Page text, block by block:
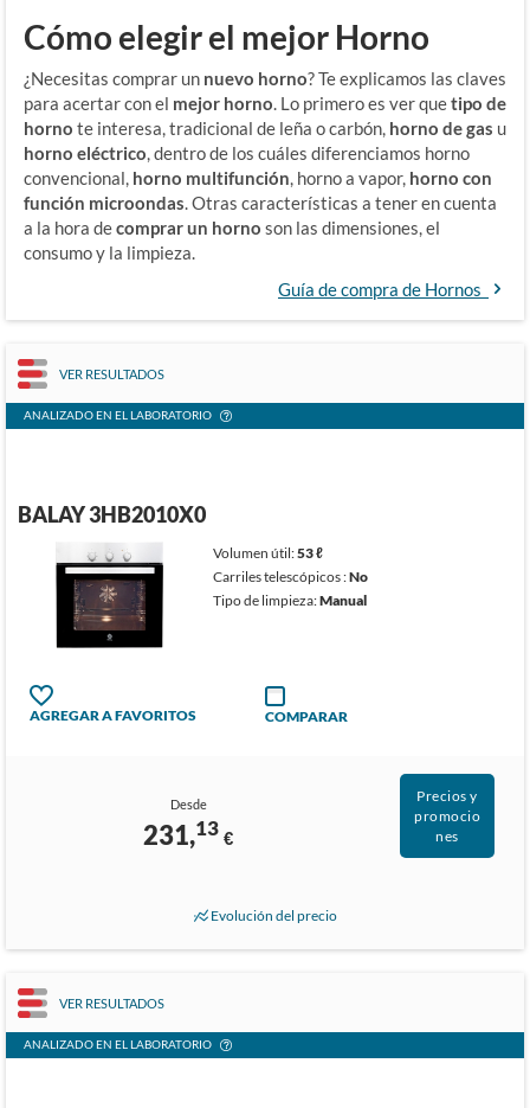
Cómo elegir el mejor Horno
¿Necesitas comprar un nuevo horno? Te explicamos las claves
para acertar con el mejor horno. Lo primero es ver quetipo de
horno te interesa,tradicional de leña o carbón, horno degas u
horno eléctrico, dentro de los cuáles diferenciamos horno
convencional, horno multifunción, horno a vapor, horno con
función microondas. Otras características a tener en cuenta
a la hora decomprar un horno son las dimensiones, el
consumo y la limpieza.
Guía de compra de Hornos
VER RESULTADOS
ANALIZADO EN EL LABORATORIO
BALAY 3HB2010X0
Volumen útil:53 ℓ
Carriles telescópicos :No
Tipo de limpieza:Manual
AGREGAR A FAVORITOS COMPARAR
Desde
231,13 €
Precios y
promocio
nes
Evolución del precio
VER RESULTADOS
ANALIZADO EN EL LABORATORIO